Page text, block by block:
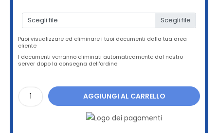
Scegli file
Puoi visualizzare ed eliminare i tuoi documenti dalla tua area
cliente
I documenti verranno eliminati automaticamente dal nostro
server dopo la consegna dell'ordine
AGGIUNGI AL CARRELLO